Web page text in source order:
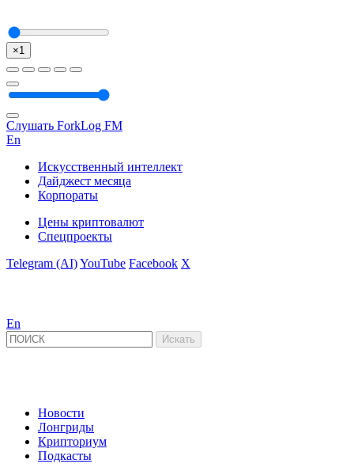
×1
Слушать ForkLog FM
En
Искусственный интеллект
Дайджест месяца
Корпораты
Цены криптовалют
Спецпроекты
Telegram (AI)YouTube Facebook X
En
Новости
Лонгриды
Крипториум
Подкасты